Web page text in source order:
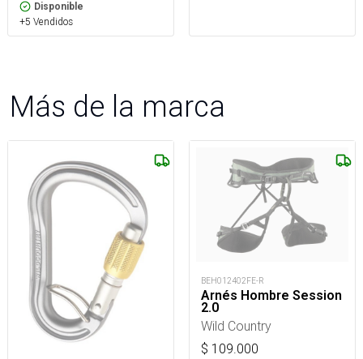
Disponible
+5 Vendidos
Más de la marca
BEH012402FE-R
Arnés Hombre Session
2.0
Wild Country
$ 109.000